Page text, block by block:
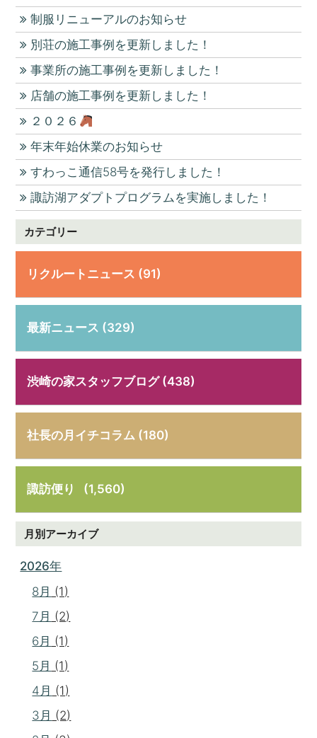
制服リニューアルのお知らせ
別荘の施工事例を更新しました！
事業所の施工事例を更新しました！
店舗の施工事例を更新しました！
２０２６
年末年始休業のお知らせ
すわっこ通信58号を発行しました！
諏訪湖アダプトプログラムを実施しました！
カテゴリー
リクルートニュース (91)
最新ニュース (329)
渋崎の家スタッフブログ (438)
社長の月イチコラム (180)
諏訪便り (1,560)
月別アーカイブ
2026年
8月 (1)
7月 (2)
6月 (1)
5月 (1)
4月 (1)
3月 (2)